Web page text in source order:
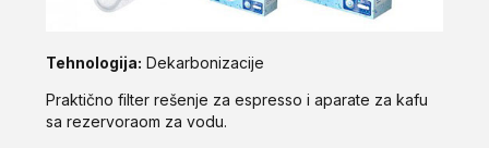
Tehnologija: Dekarbonizacije
Praktično filter rešenje za espresso i aparate za kafu
sa rezervoraom za vodu.